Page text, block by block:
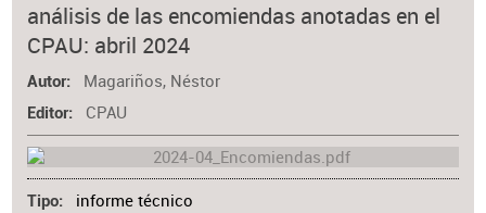
análisis de las encomiendas anotadas en el
CPAU: abril 2024
Autor Magariños, Néstor
Editor CPAU
Tipo informe técnico